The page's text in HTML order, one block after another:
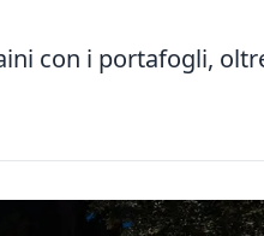
con i portafogli,